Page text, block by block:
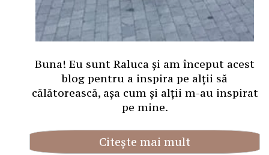
Buna! Eu sunt Raluca și am început acest
blog pentru a inspira pe alții să
călătorească, așa cum și alții m-au inspirat
pe mine.
Citește mai mult